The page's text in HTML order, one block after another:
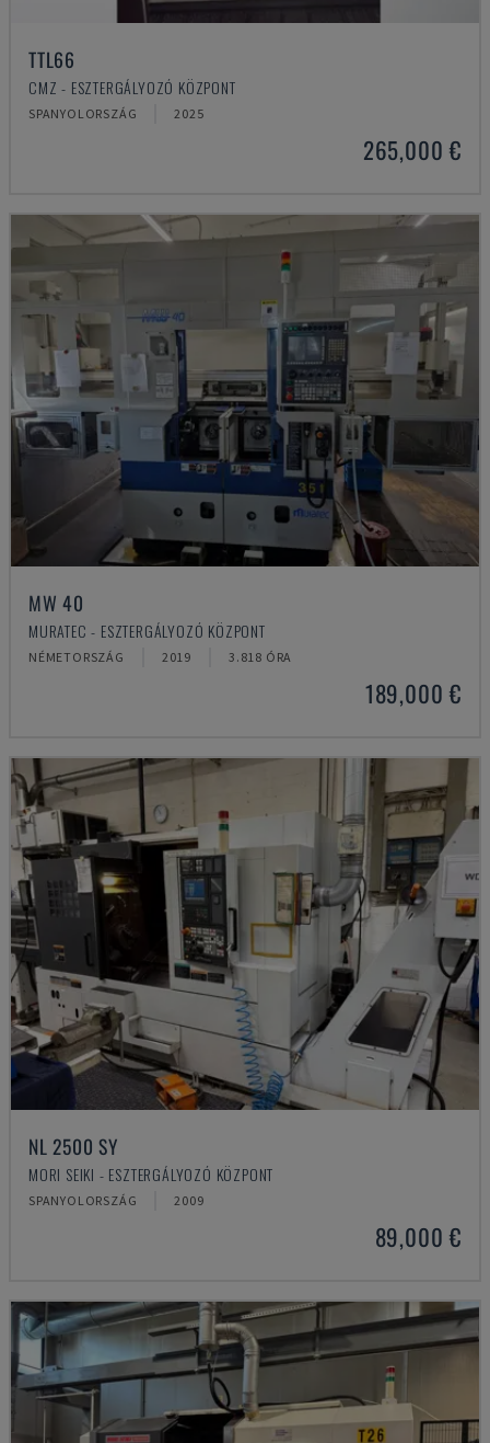
TTL66
CMZ - ESZTERGÁLYOZÓ KÖZPONT
SPANYOLORSZÁG 2025
265,000 €
MW 40
MURATEC - ESZTERGÁLYOZÓ KÖZPONT
NÉMETORSZÁG 2019 3.818 ÓRA
189,000 €
NL 2500 SY
MORI SEIKI - ESZTERGÁLYOZÓ KÖZPONT
SPANYOLORSZÁG 2009
89,000 €